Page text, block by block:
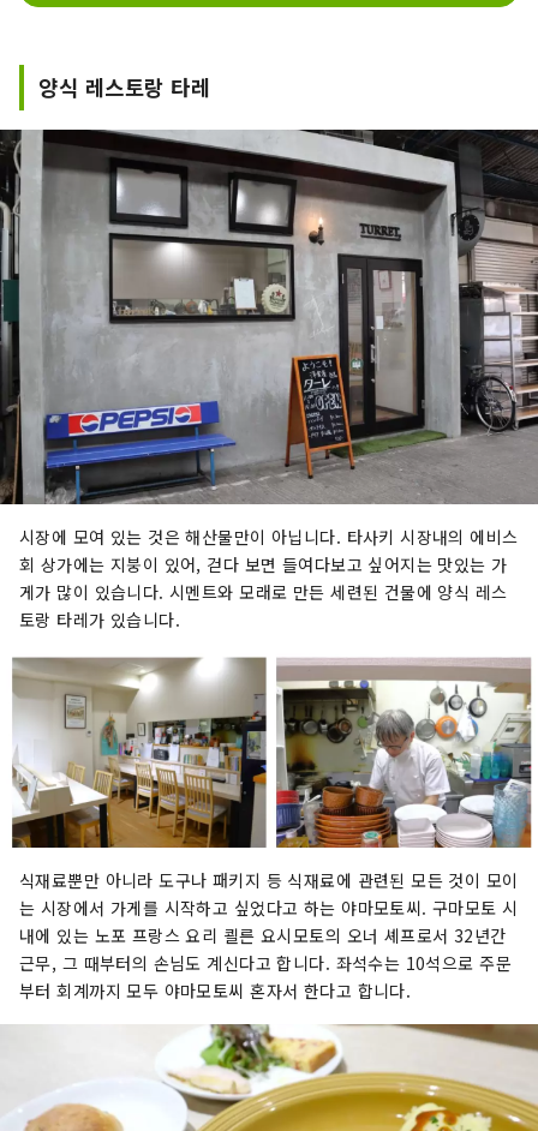
양식 레스토랑 타레
시장에 모여 있는 것은 해산물만이 아닙니다. 타사키 시장내의 에비스
회 상가에는 지붕이 있어, 걷다 보면 들여다보고 싶어지는 맛있는 가
게가 많이 있습니다. 시멘트와 모래로 만든 세련된 건물에 양식 레스
토랑 타레가 있습니다.
식재료뿐만 아니라 도구나 패키지 등 식재료에 관련된 모든 것이 모이
는 시장에서 가게를 시작하고 싶었다고 하는 야마모토씨. 구마모토 시
내에 있는 노포 프랑스 요리 쾰른 요시모토의 오너 셰프로서 32년간
근무, 그 때부터의 손님도 계신다고 합니다. 좌석수는 10석으로 주문
부터 회계까지 모두 야마모토씨 혼자서 한다고 합니다.